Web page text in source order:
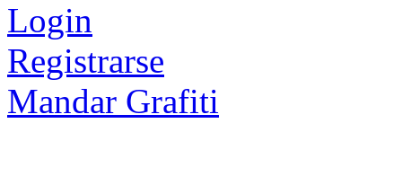
Login
Registrarse
Mandar Grafiti